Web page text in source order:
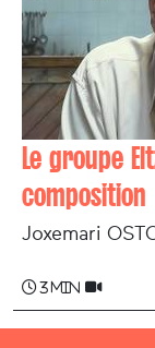
Le groupe
composition
Joxemari
3 min